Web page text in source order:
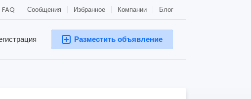
Блог
Компании
Избранное
Сообщения
FAQ
Разместить объявление